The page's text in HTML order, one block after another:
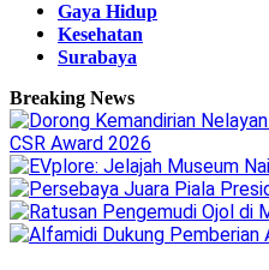
Gaya Hidup
Kesehatan
Surabaya
Breaking News
CSR Award 2026